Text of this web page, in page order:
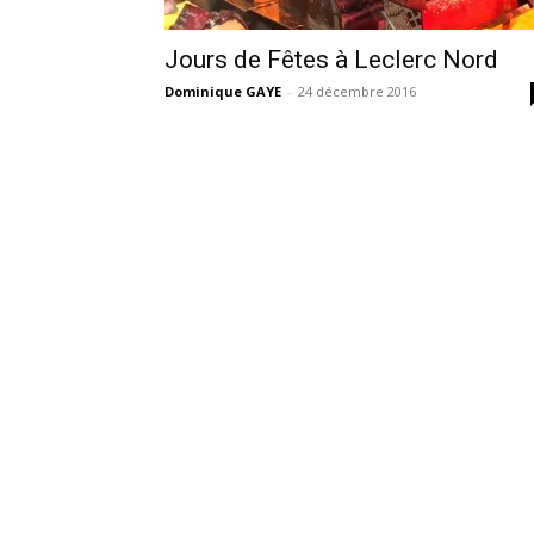
Jours de Fêtes à Leclerc Nord
Dominique GAYE - 24 décembre 2016